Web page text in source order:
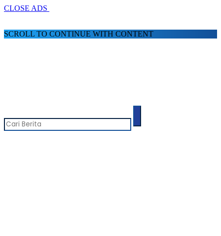
CLOSE ADS
SCROLL TO CONTINUE WITH CONTENT